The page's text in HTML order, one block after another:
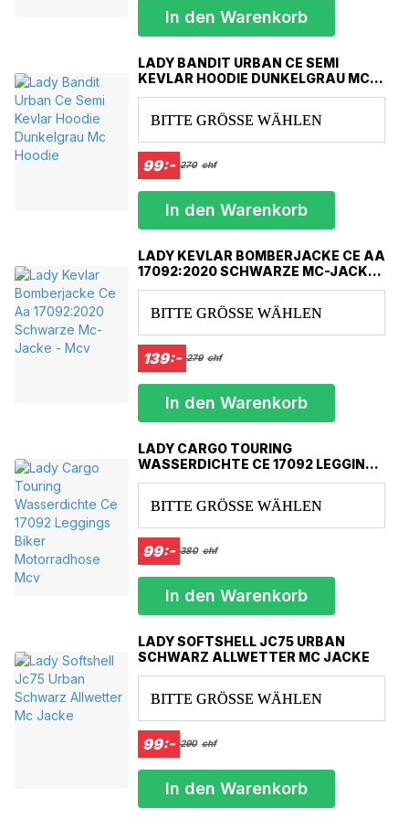
- Maßgeschneiderte YKK-Reißverschlüsse und Knöpfe
- Ergonomisches 3D-Design
- elastische Einsätze (Knie- und Rückenbereich)
- Reißverschluss unten am Bein
- Beinweitenverstellung
- Verbindungsschleife
- Cargotaschen
- Vollständig mit DuPont™ Kevlar®-Faser überzogen
- Abnehmbare/verstellbare LEVEL 2 CE-Protektoren an Knien und
Hüften
- Doppelnahtfestigkeit – Doppelnahtverstärkungen an den
beweglichsten Teilen der Hose
- Sitz für Gürtel
Bei 30 Grad gewaschen (kann beim ersten Waschen um 5 %
E.I. du Pont de Nemours und Company
In den Warenkorb
LADY BANDIT URBAN CE SEMI
KEVLAR HOODIE DUNKELGRAU MC
HOODIE
BITTE GRÖSSE WÄHLEN
99:- 270 chf
In den Warenkorb
LADY KEVLAR BOMBERJACKE CE AA
17092:2020 SCHWARZE MC-JACKE
- MCV
BITTE GRÖSSE WÄHLEN
139:- 279 chf
In den Warenkorb
LADY CARGO TOURING
WASSERDICHTE CE 17092 LEGGINGS
BIKER MOTORRADHOSE MCV
BITTE GRÖSSE WÄHLEN
99:- 380 chf
In den Warenkorb
LADY SOFTSHELL JC75 URBAN
SCHWARZ ALLWETTER MC JACKE
BITTE GRÖSSE WÄHLEN
99:- 290 chf
In den Warenkorb